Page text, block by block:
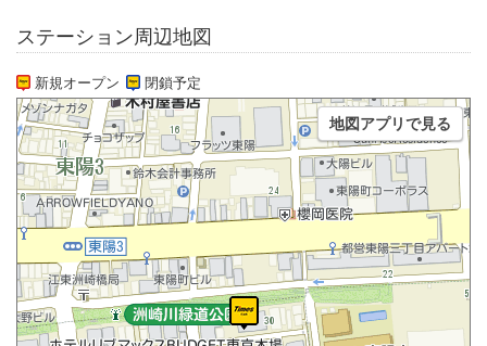
ステーション周辺地図
新規オープン 閉鎖予定
地図アプリで見る